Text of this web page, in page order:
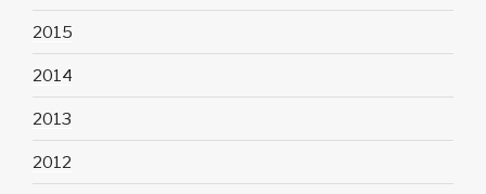
2015
2014
2013
2012